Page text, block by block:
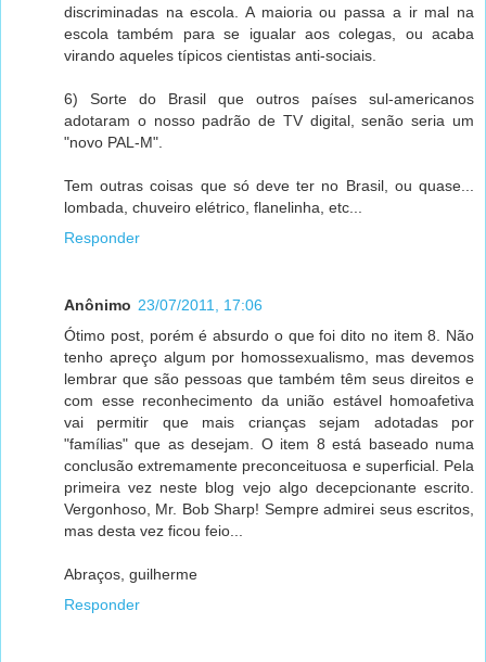
discriminadas na escola. A maioria ou passa a ir mal na
escola também para se igualar aos colegas, ou acaba
virando aqueles típicos cientistas anti-sociais.
6) Sorte do Brasil que outros países sul-americanos
adotaram o nosso padrão de TV digital, senão seria um
"novo PAL-M".
Tem outras coisas que só deve ter no Brasil, ou quase...
lombada, chuveiro elétrico, flanelinha, etc...
Responder
Anônimo 23/07/2011, 17:06
Ótimo post, porém é absurdo o que foi dito no item 8. Não
tenho apreço algum por homossexualismo, mas devemos
lembrar que são pessoas que também têm seus direitos e
com esse reconhecimento da união estável homoafetiva
vai permitir que mais crianças sejam adotadas por
"famílias" que as desejam. O item 8 está baseado numa
conclusão extremamente preconceituosa e superficial. Pela
primeira vez neste blog vejo algo decepcionante escrito.
Vergonhoso, Mr. Bob Sharp! Sempre admirei seus escritos,
mas desta vez ficou feio...
Abraços, guilherme
Responder